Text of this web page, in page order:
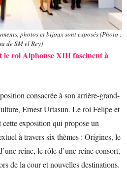
photos et bijoux sont exposés (Photo :
de SM el Rey)
le roi Alphonse XIII fascinent à
consacrée à son arrière-grand-
Ernest Urtasun. Le roi Felipe et
exposition qui propose un
à travers six thèmes : Origines, le
reine, le rôle d’une reine consort,
de la cour et nouvelles destinations.